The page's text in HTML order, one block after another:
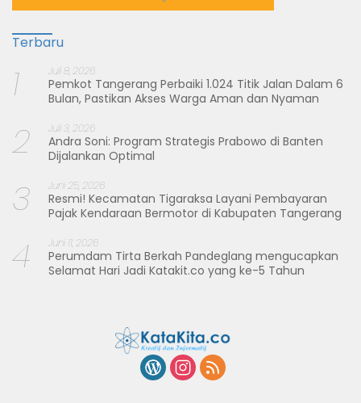
Terbaru
1 Juli 8, 2026
Pemkot Tangerang Perbaiki 1.024 Titik Jalan Dalam 6
Bulan, Pastikan Akses Warga Aman dan Nyaman
2 Juli 3, 2026
Andra Soni: Program Strategis Prabowo di Banten
Dijalankan Optimal
3 Juni 25, 2026
Resmi! Kecamatan Tigaraksa Layani Pembayaran
Pajak Kendaraan Bermotor di Kabupaten Tangerang
4 Juni 11, 2026
Perumdam Tirta Berkah Pandeglang mengucapkan
Selamat Hari Jadi Katakit.co yang ke-5 Tahun